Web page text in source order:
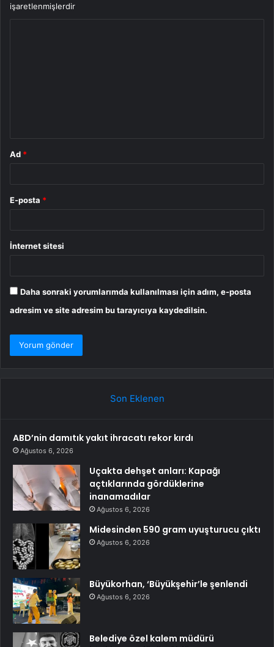
işaretlenmişlerdir
Ad *
E-posta *
İnternet sitesi
Daha sonraki yorumlarımda kullanılması için adım, e-posta
adresim ve site adresim bu tarayıcıya kaydedilsin.
Son Eklenen
ABD’nin damıtık yakıt ihracatı rekor kırdı
Ağustos 6, 2026
Uçakta dehşet anları: Kapağı
açtıklarında gördüklerine
inanamadılar
Ağustos 6, 2026
Midesinden 590 gram uyuşturucu çıktı
Ağustos 6, 2026
Büyükorhan, ‘Büyükşehir’le şenlendi
Ağustos 6, 2026
Belediye özel kalem müdürü